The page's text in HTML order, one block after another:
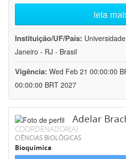
leia
Instituição/UF/País:
Janeiro - RJ - Brasil
Vigência: Wed Feb 21 00:00:00
00:00:00 BRT 2027
Adelar
COORDENADOR(A)
CIÊNCIAS BIOLÓGICAS
Bioquímica